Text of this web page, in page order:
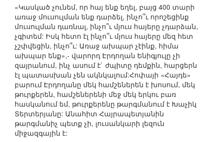
«Կասկած չունեմ, որ հայ ենք եղել, բայց 400 տարի
առաջ մուսուլման ենք դարձել, ինչո՞ւ որոշեցինք
մուսուլման դառնալ, ինչո՞ւ մյուս հայերը չդարձան,
չգիտեմ: Իսկ հետո էլ ինչո՞ւ մյուս հայերը մեզ հետ
չշփվեցին, ինչո՞ւ: Առաջ ախպար չէինք, հիմա
ախպար ենք»,- վարորդ Էրդողան Ենիգյուլը չի
զայրանում, ինչ ասում է` ժպիտը դեմքին, հարցերն
էլ պատասխան չեն ակնկալում:Հոփայի «Հայդե»
բարում Էրդողանը մեկ համշեներեն է խոսում, մեկ
թուրքերեն, համշեներենի մեջ մեկ երկու բառ
հասկանում եմ, թուրքերենը թարգմանում է Խաչիկ
Տերտերյանը: Անահիտ Հայրապետյանին
թարգմանիչ պետք չի, լուսանկարի լեզուն
միջազգային է: